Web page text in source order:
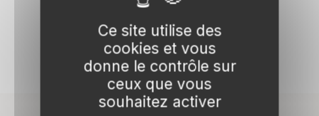
Levallois-Perret
Neuilly-sur-Seine 1
Ce site utilise des
cookies et vous
donne le contrôle sur
ceux que vous
souhaitez activer